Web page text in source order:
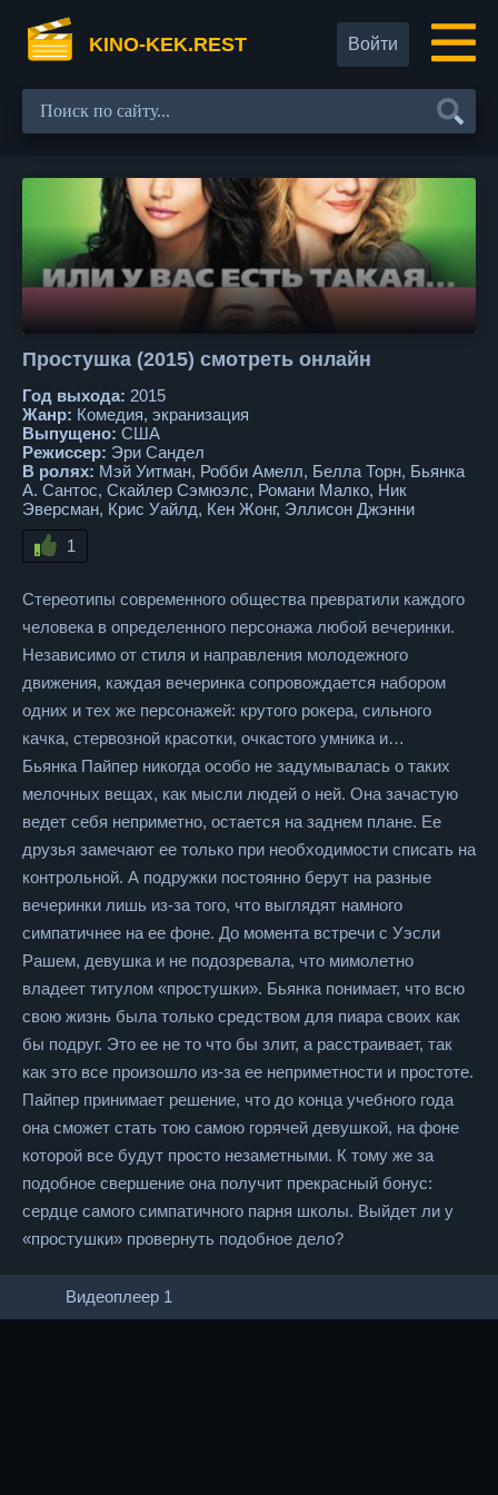
KINO-KEK.REST Войти
Простушка (2015) смотреть онлайн
Год выхода: 2015
Жанр: Комедия, экранизация
Выпущено: США
Режиссер: Эри Сандел
В ролях: Мэй Уитман, Робби Амелл, Белла Торн, Бьянка
А. Сантос, Скайлер Сэмюэлс, Романи Малко, Ник
Эверсман, Крис Уайлд, Кен Жонг, Эллисон Джэнни
1
Стереотипы современного общества превратили каждого
человека в определенного персонажа любой вечеринки.
Независимо от стиля и направления молодежного
движения, каждая вечеринка сопровождается набором
одних и тех же персонажей: крутого рокера, сильного
качка, стервозной красотки, очкастого умника и…
Бьянка Пайпер никогда особо не задумывалась о таких
мелочных вещах, как мысли людей о ней. Она зачастую
ведет себя неприметно, остается на заднем плане. Ее
друзья замечают ее только при необходимости списать на
контрольной. А подружки постоянно берут на разные
вечеринки лишь из-за того, что выглядят намного
симпатичнее на ее фоне. До момента встречи с Уэсли
Рашем, девушка и не подозревала, что мимолетно
владеет титулом «простушки». Бьянка понимает, что всю
свою жизнь была только средством для пиара своих как
бы подруг. Это ее не то что бы злит, а расстраивает, так
как это все произошло из-за ее неприметности и простоте.
Пайпер принимает решение, что до конца учебного года
она сможет стать тою самою горячей девушкой, на фоне
которой все будут просто незаметными. К тому же за
подобное свершение она получит прекрасный бонус:
сердце самого симпатичного парня школы. Выйдет ли у
«простушки» провернуть подобное дело?
Видеоплеер 1